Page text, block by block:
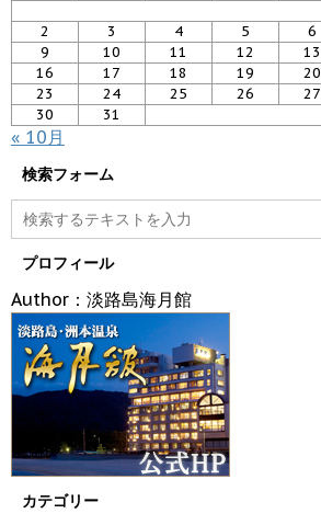
2
3 4 5 6
9
10 11 12 13
16
17 18 19 20
23
24 25 26 27
30
31
« 10月
検索フォーム
プロフィール
Author：淡路島海月館
カテゴリー